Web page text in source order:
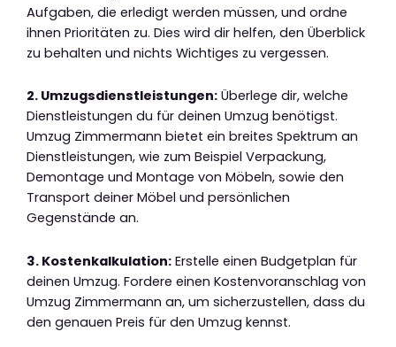
Aufgaben, die erledigt werden müssen, und ordne
ihnen Prioritäten zu. Dies wird dir helfen, den Überblick
zu behalten und nichts Wichtiges zu vergessen.
2. Umzugsdienstleistungen: Überlege dir, welche
Dienstleistungen du für deinen Umzug benötigst.
Umzug Zimmermann bietet ein breites Spektrum an
Dienstleistungen, wie zum Beispiel Verpackung,
Demontage und Montage von Möbeln, sowie den
Transport deiner Möbel und persönlichen
Gegenstände an.
3. Kostenkalkulation: Erstelle einen Budgetplan für
deinen Umzug. Fordere einen Kostenvoranschlag von
Umzug Zimmermann an, um sicherzustellen, dass du
den genauen Preis für den Umzug kennst.